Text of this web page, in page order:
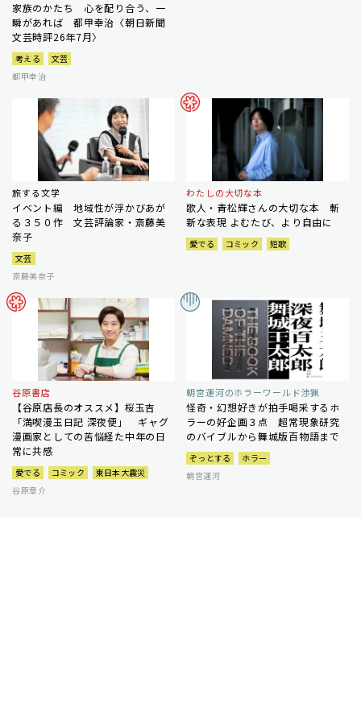
家族のかたち 心を配り合う、一
瞬があれば 都甲幸治〈朝日新聞
文芸時評26年7月〉
考える
文芸
都甲幸治
旅する文学
イベント編 地域性が浮かびあが
る３５０作 文芸評論家・斎藤美
奈子
文芸
斎藤美奈子
わたしの大切な本
歌人・青松輝さんの大切な本 斬
新な表現 よむたび、より自由に
愛でる コミック 短歌
谷原書店
【谷原店長のオススメ】桜玉吉
「満喫漫玉日記 深夜便」 ギャグ
漫画家としての苦悩経た中年の日
常に共感
愛でる コミック
東日本大震災
谷原章介
朝宮運河のホラーワールド渉猟
怪奇・幻想好きが拍手喝采するホ
ラーの好企画３点 超常現象研究
のバイブルから舞城版百物語まで
ぞっとする
ホラー
朝宮運河